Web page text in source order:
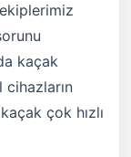
kaçak
çok hızlı